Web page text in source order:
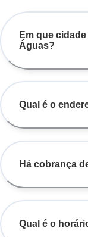
Em que
Águas?
Qual é o
Há cobrança
Qual é o